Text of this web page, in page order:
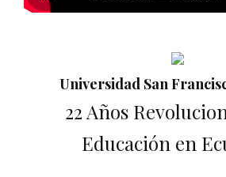
Universidad San
22 Años
Educación en